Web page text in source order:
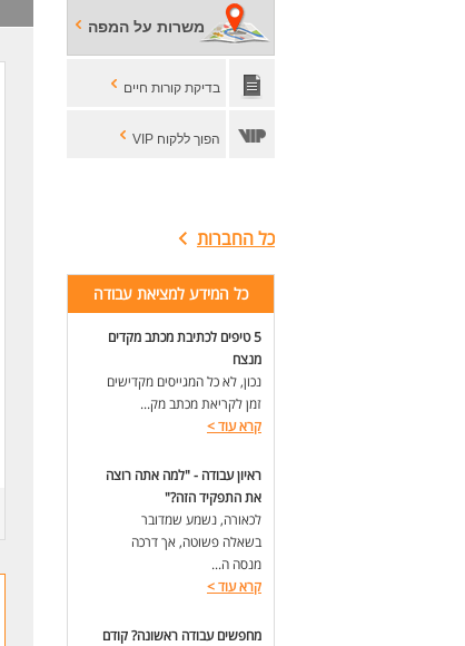
משרות על המפה
בדיקת קורות חיים
הפוך ללקוח VIP
כל החברות
כל המידע למציאת עבודה
5 טיפים לכתיבת מכתב מקדים
מנצח
נכון, לא כל המגייסים מקדישים
זמן לקריאת מכתב מק...
קרא עוד>
ראיון עבודה - "למה אתה רוצה
את התפקיד הזה?"
לכאורה, נשמע שמדובר
בשאלה פשוטה, אך דרכה
מנסה ה...
קרא עוד>
מחפשים עבודה ראשונה? קודם